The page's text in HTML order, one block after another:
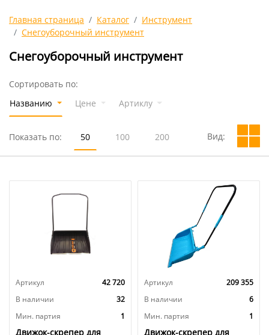
Главная страница Каталог
Инструмент
Снегоуборочный инструмент
Снегоуборочный инструмент
Сортировать по:
Названию
Цене Артиклу
Показать по: 50 100 200 Вид:
Артикул
42 720
В наличии
32
Мин. партия
1
Движок-скрепер для
Артикул
209 355
В наличии
6
Мин. партия
1
Движок-скрепер для